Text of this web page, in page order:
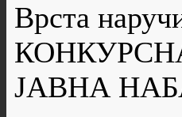
Врста
ЈАВНА